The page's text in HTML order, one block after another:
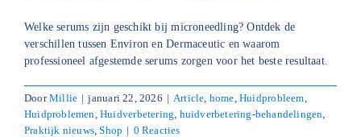
Welke serums zijn geschikt bij microneedling? Ontdek de
verschillen tussen Environ en Dermaceutic en waarom
professioneel afgestemde serums zorgen voor het beste resultaat.
DoorMillie | januari 22, 2026 | Article home ,Huidprobleem
Huidproblemen ,Huidverbetering huidverbetering-behandelingen
Praktijk nieuws ,Shop | 0 Reacties